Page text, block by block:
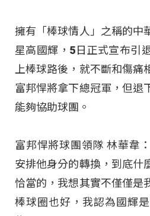
擁有「棒球情人」之稱的中
星高國輝，5日正式宣布引
上棒球路後，就不斷和傷痛
富邦悍將拿下總冠軍，但退
能夠協助球團。
富邦悍將球團領隊 林華韋
安排他身分的轉換，到底什
恰當的，我想其實不僅僅是
棒球圈也好，我認為國輝